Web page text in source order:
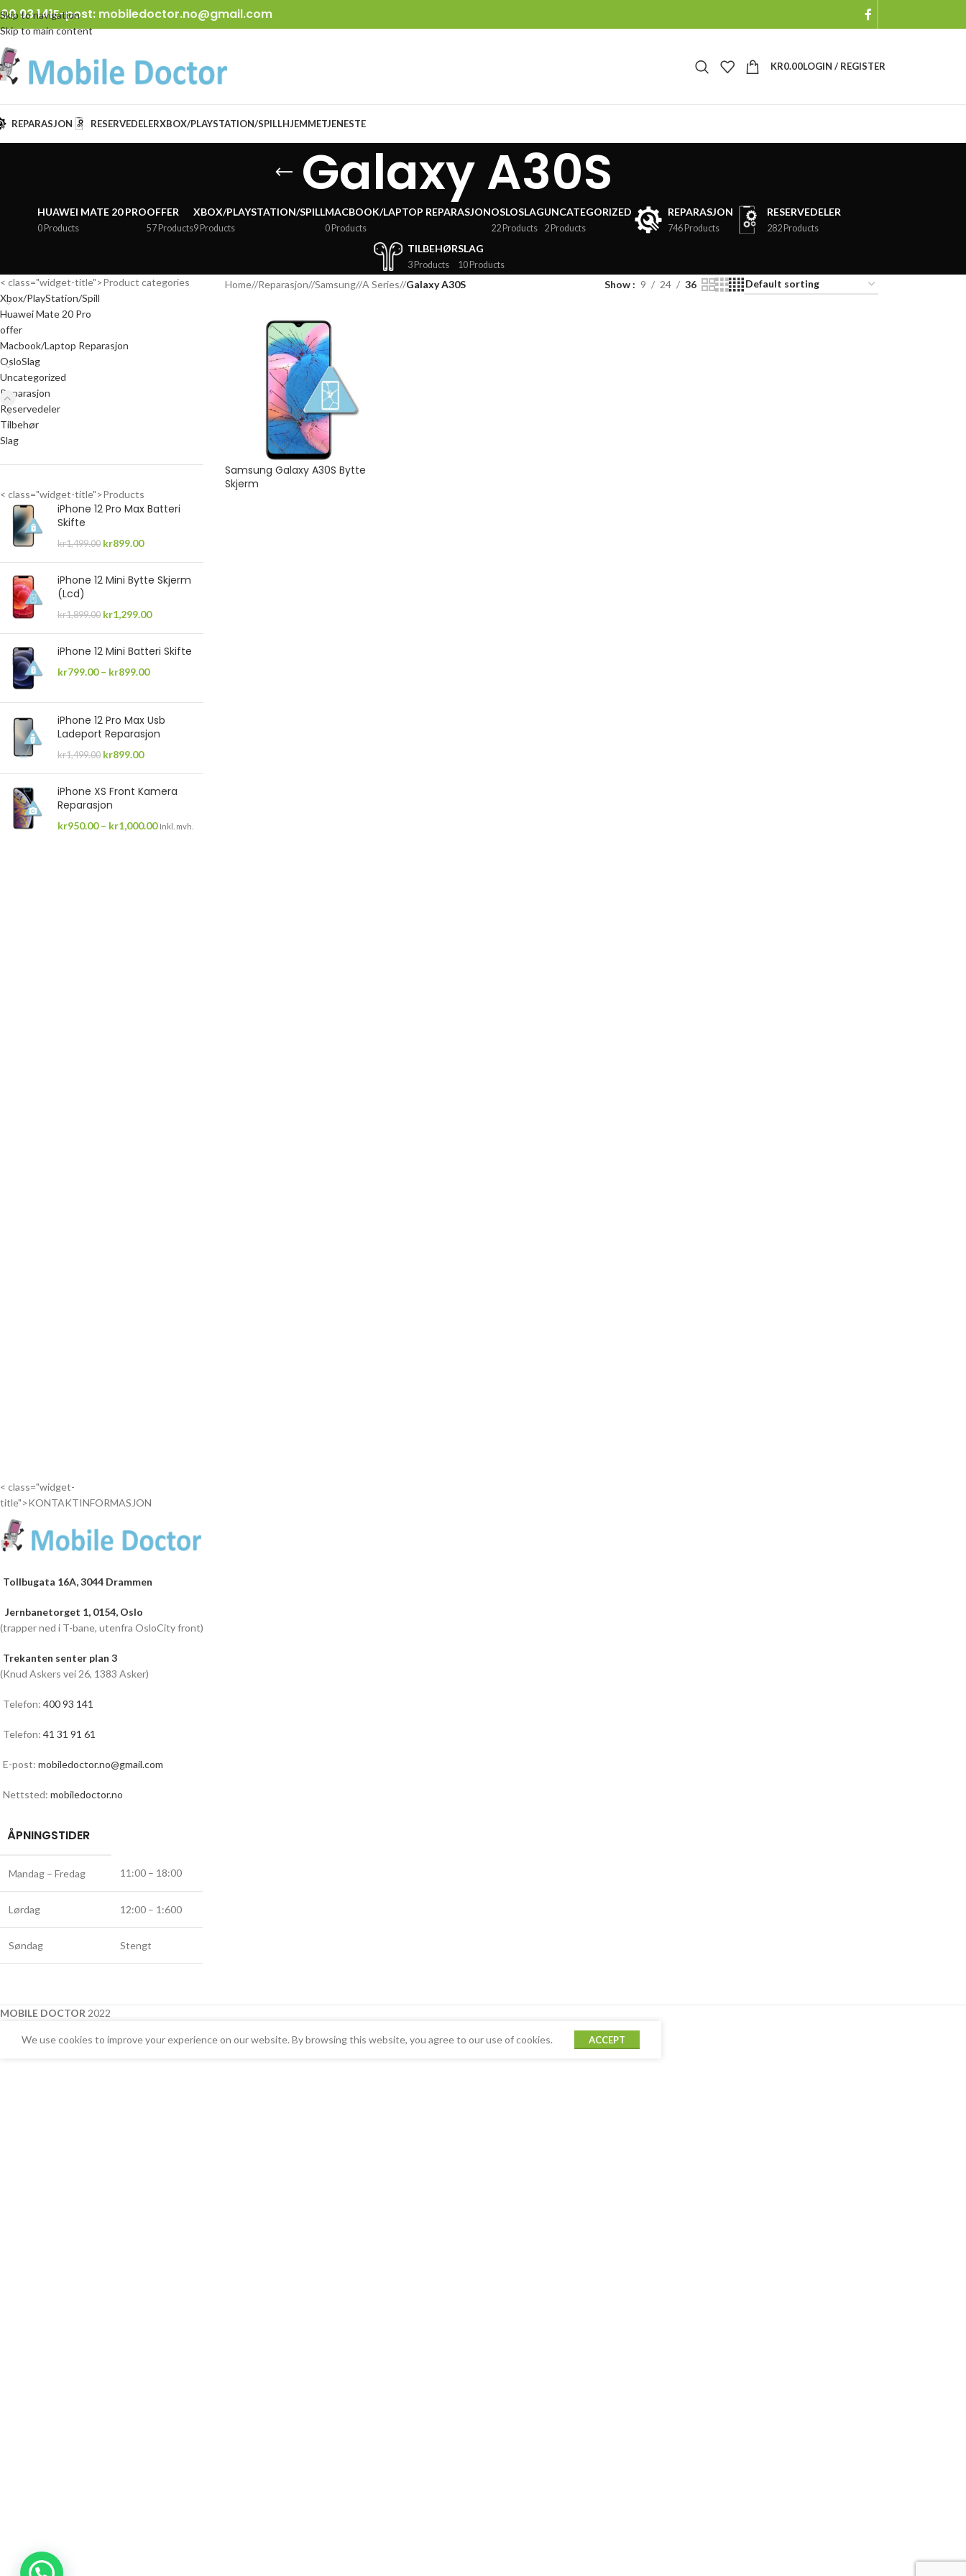
Skip to navigation
Skip to main content
93 141E-post: mobiledoctor.no@gmail.com
KR0.00LOGIN / REGISTER
REPARASJON RESERVEDELERXBOX/PLAYSTATION/SPILLHJEMMETJENESTE
Galaxy A30S
HUAWEI MATE 20 PRO
0 Products
OFFER
57 Products
XBOX/PLAYSTATION/SPILL
9 Products
MACBOOK/LAPTOP REPARASJON
0 Products
OSLOSLAG
22 Products
UNCATEGORIZED
2 Products
REPARASJON
746 Products
RESERVEDELER
282 Products
TILBEHØR
3 Products
SLAG
10 Products
< class="widget-title">Product categories
Xbox/PlayStation/Spill
Huawei Mate 20 Pro
offer
Macbook/Laptop Reparasjon
OsloSlag
Uncategorized
Reparasjon
Reservedeler
Tilbehør
Slag
< class="widget-title">Products
iPhone 12 Pro Max Batteri
Skifte
kr1,499.00 kr899.00
iPhone 12 Mini Bytte Skjerm
(Lcd)
kr1,899.00 kr1,299.00
iPhone 12 Mini Batteri Skifte
kr799.00 – kr899.00
iPhone 12 Pro Max Usb
Ladeport Reparasjon
kr1,499.00 kr899.00
iPhone XS Front Kamera
Reparasjon
kr950.00 – kr1,000.00 Inkl. mvh.
Home/ Reparasjon/ Samsung/ A Series/ Galaxy A30S Show 9 24 36
Samsung Galaxy A30S Bytte
Skjerm
< class="widget-
title">KONTAKTINFORMASJON
Tollbugata 16A, 3044 Drammen
Jernbanetorget 1, 0154, Oslo
(trapper ned i T-bane, utenfra OsloCity front)
Trekanten senter plan 3
(Knud Askers vei 26, 1383 Asker)
Telefon: 400 93 141
Telefon: 41 31 91 61
E-post: mobiledoctor.no@gmail.com
Nettsted: mobiledoctor.no
ÅPNINGSTIDER
Mandag – Fredag 11:00 – 18:00
Lørdag 12:00 – 1:600
Søndag Stengt
MOBILE DOCTOR 2022
We use cookies to improve your experience on our website. By browsing this website, you agree to our use of cookies. ACCEPT